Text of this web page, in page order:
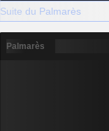
Suite du Palmarès
Palmarès